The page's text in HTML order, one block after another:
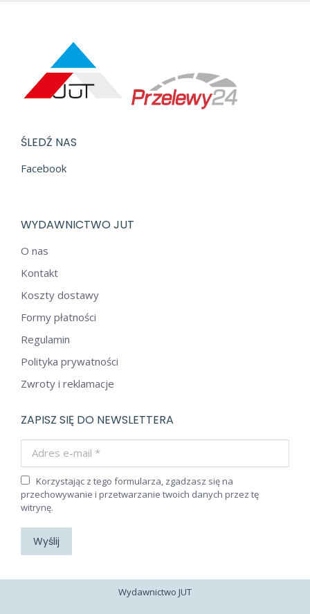
ŚLEDŹ NAS
Facebook
WYDAWNICTWO JUT
O nas
Kontakt
Koszty dostawy
Formy płatności
Regulamin
Polityka prywatności
Zwroty i reklamacje
ZAPISZ SIĘ DO NEWSLETTERA
Korzystając z tego formularza, zgadzasz się na
przechowywanie i przetwarzanie twoich danych przez tę
witrynę.
Wyślij
Wydawnictwo JUT